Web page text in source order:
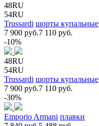
48RU
54RU
Trussardi шорты купальные
7 900 руб.7 110 руб.
-10%
48RU
54RU
Trussardi шорты купальные
7 900 руб.7 110 руб.
-30%
Emporio Armani плавки